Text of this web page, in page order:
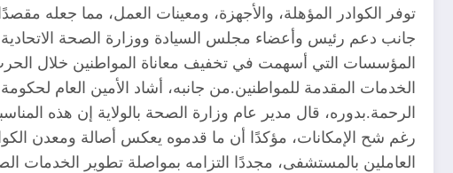
توفر الكوادر المؤهلة، والأجهزة، ومعينات العمل، مما جعله
جانب دعم رئيس وأعضاء مجلس السيادة ووزارة الصحة
المؤسسات التي أسهمت في تخفيف معاناة المواطنين خلال
الخدمات المقدمة للمواطنين.من جانبه، أشاد الأمين العام
الرحمة.بدوره، قال مدير عام وزارة الصحة بالولاية إن هذه
رغم شح الإمكانات، مؤكدًا أن ما قدموه يعكس أصالة ومعدن
العاملين بالمستشفى، مجددًا التزامه بمواصلة تطوير الخدمات